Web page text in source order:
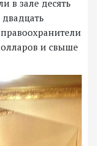
в зале десять
и свыше